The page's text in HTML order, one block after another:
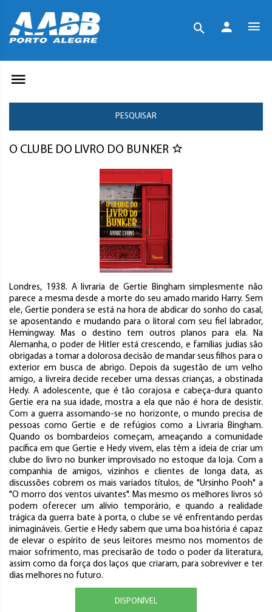
PESQUISAR
O CLUBE DO LIVRO DO BUNKER
Londres, 1938. A livraria de Gertie Bingham simplesmente não
parece a mesma desde a morte do seu amado marido Harry. Sem
ele, Gertie pondera se está na hora de abdicar do sonho do casal,
se aposentando e mudando para o litoral com seu fiel labrador,
Hemingway. Mas o destino tem outros planos para ela. Na
Alemanha, o poder de Hitler está crescendo, e famílias judias são
obrigadas a tomar a dolorosa decisão de mandar seus filhos para o
exterior em busca de abrigo. Depois da sugestão de um velho
amigo, a livreira decide receber uma dessas crianças, a obstinada
Hedy. A adolescente, que é tão corajosa e cabeça-dura quanto
Gertie era na sua idade, mostra a ela que não é hora de desistir.
Com a guerra assomando-se no horizonte, o mundo precisa de
pessoas como Gertie e de refúgios como a Livraria Bingham.
Quando os bombardeios começam, ameaçando a comunidade
pacífica em que Gertie e Hedy vivem, elas têm a ideia de criar um
clube do livro no bunker improvisado no estoque da loja. Com a
companhia de amigos, vizinhos e clientes de longa data, as
discussões cobrem os mais variados títulos, de "Ursinho Pooh" a
"O morro dos ventos uivantes". Mas mesmo os melhores livros só
podem oferecer um alívio temporário, e quando a realidade
trágica da guerra bate à porta, o clube se vê enfrentando perdas
inimagináveis. Gertie e Hedy sabem que uma boa história é capaz
de elevar o espírito de seus leitores mesmo nos momentos de
maior sofrimento, mas precisarão de todo o poder da literatura,
assim como da força dos laços que criaram, para sobreviver e ter
dias melhores no futuro.
DISPONÍVEL